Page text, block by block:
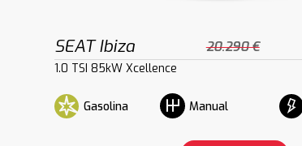
SEAT Ibiza 20.290 €
1.0 TSI 85kW Xcellence
Gasolina Manual